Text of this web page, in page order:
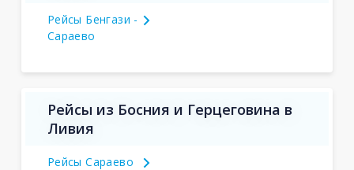
Рейсы Бенгази -
Сараево
Рейсы из Босния и Герцеговина в
Ливия
Рейсы Сараево